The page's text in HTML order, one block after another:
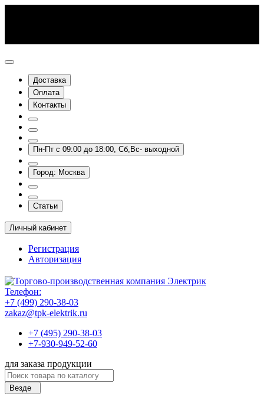
Доставка
Оплата
Контакты
Пн-Пт с 09:00 до 18:00, Сб,Вс- выходной
Город: Москва
Статьи
Личный кабинет
Регистрация
Авторизация
Телефон:
+7 (499) 290-38-03
zakaz@tpk-elektrik.ru
+7 (495) 290-38-03
+7-930-949-52-60
для заказа продукции
Везде